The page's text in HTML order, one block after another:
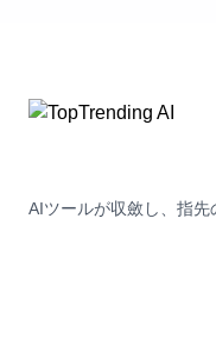
AIツールが収斂し、指先